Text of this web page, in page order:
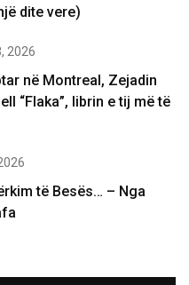
dite vere)
2026
në Montreal, Zejadin
“Flaka”, librin e tij më të
të Besës… – Nga